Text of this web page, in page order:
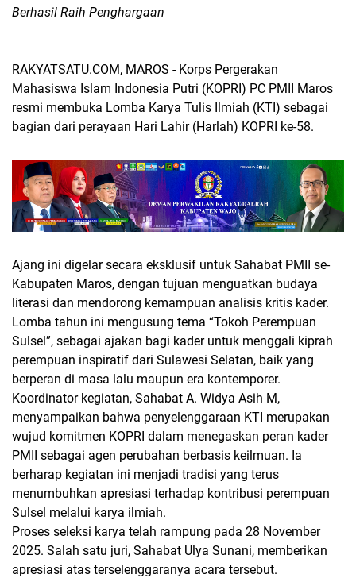
Berhasil Raih Penghargaan
RAKYATSATU.COM, MAROS -Korps Pergerakan
Mahasiswa Islam Indonesia Putri (KOPRI) PC PMII Maros
resmi membuka Lomba Karya Tulis Ilmiah (KTI) sebagai
bagian dari perayaan Hari Lahir (Harlah) KOPRI ke-58.
Ajang ini digelar secara eksklusif untuk Sahabat PMII se-
Kabupaten Maros, dengan tujuan menguatkan budaya
literasi dan mendorong kemampuan analisis kritis kader.
Lomba tahun ini mengusung tema “Tokoh Perempuan
Sulsel”, sebagai ajakan bagi kader untuk menggali kiprah
perempuan inspiratif dari Sulawesi Selatan, baik yang
berperan di masa lalu maupun era kontemporer.
Koordinator kegiatan, Sahabat A. Widya Asih M,
menyampaikan bahwa penyelenggaraan KTI merupakan
wujud komitmen KOPRI dalam menegaskan peran kader
PMII sebagai agen perubahan berbasis keilmuan. Ia
berharap kegiatan ini menjadi tradisi yang terus
menumbuhkan apresiasi terhadap kontribusi perempuan
Sulsel melalui karya ilmiah.
Proses seleksi karya telah rampung pada 28 November
2025. Salah satu juri, Sahabat Ulya Sunani, memberikan
apresiasi atas terselenggaranya acara tersebut.